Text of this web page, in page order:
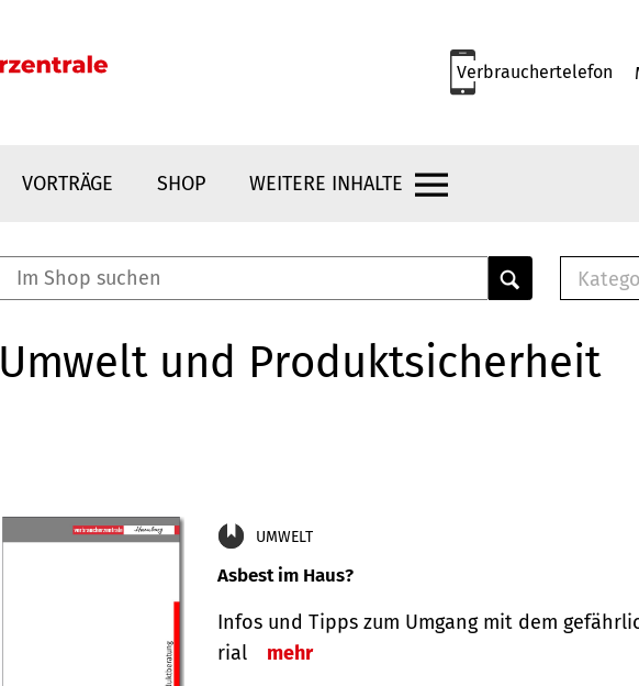
Verbrauchertelefon
VORTRÄGE SHOP WEITERE INHALTE
Umwelt und Produktsicherheit
UMWELT
Asbest im Haus?
Infos und Tipps zum Um­gang mit dem
rial
mehr